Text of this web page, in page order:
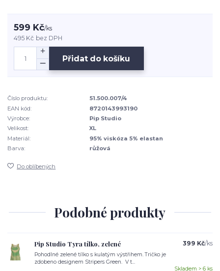
599 Kč/ks
495 Kč bez DPH
Přidat do košíku
Číslo produktu:
51.500.007/4
EAN kód:
8720143993190
Výrobce:
Pip Studio
Velikost:
XL
Materiál:
95% viskóza 5% elastan
Barva:
růžová
Do oblíbených
Podobné produkty
Pip Studio Tyra tílko, zelené
Pohodlné zelené tílko s kulatým výstřihem. Tričko je
zdobeno designem Stripers Green. V t...
399 Kč/ks
Skladem > 6 ks